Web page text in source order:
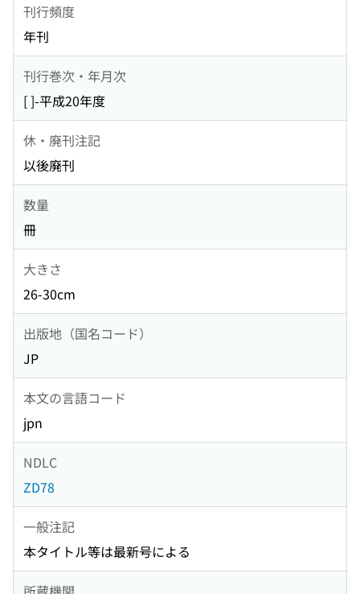
刊行頻度
年刊
刊行巻次・年月次
[ ]-平成20年度
休・廃刊注記
以後廃刊
数量
冊
大きさ
26-30cm
出版地（国名コード）
JP
本文の言語コード
jpn
NDLC
ZD78
一般注記
本タイトル等は最新号による